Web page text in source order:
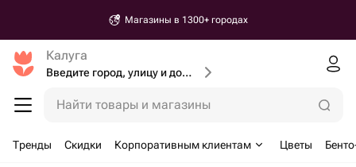
Магазины в 1300+ городах
Калуга
Введите город, улицу и дом доставки
Найти товары и магазины
Тренды Скидки Корпоративным клиентам Цветы